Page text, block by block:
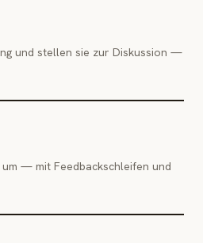
und stellen sie zur Diskussion —
— mit Feedbackschleifen und